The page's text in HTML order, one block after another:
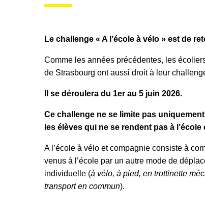
Le challenge « A l’école à vélo » est de
Comme les années précédentes, les
de Strasbourg ont aussi droit à leur
Il se déroulera du 1er au 5 juin 2026.
Ce challenge ne se limite pas
les élèves qui ne se rendent pas à l’école
A l’école à vélo et compagnie consiste à
venus à l’école par un autre mode de
individuelle (à vélo, à pied, en trottinette
transport en commun).